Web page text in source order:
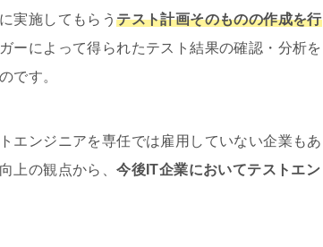
実施してもらうテスト計画そのものの作成を行
ーによって得られたテスト結果の確認・分析を
です。
エンジニアを専任では雇用していない企業もあ
上の観点から、今後IT企業においてテストエン